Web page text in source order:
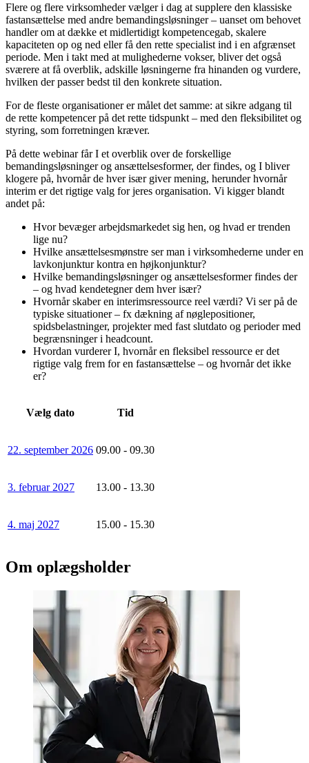
Flere og flere virksomheder vælger i dag at supplere den klassiske
fastansættelse med andre bemandingsløsninger – uanset om behovet
handler om at dække et midlertidigt kompetencegab, skalere
kapaciteten op og ned eller få den rette specialist ind i en afgrænset
periode. Men i takt med at mulighederne vokser, bliver det også
sværere at få overblik, adskille løsningerne fra hinanden og vurdere,
hvilken der passer bedst til den konkrete situation.
For de fleste organisationer er målet det samme: at sikre adgang til
de rette kompetencer på det rette tidspunkt – med den fleksibilitet og
styring, som forretningen kræver.
På dette webinar får I et overblik over de forskellige
bemandingsløsninger og ansættelsesformer, der findes, og I bliver
klogere på, hvornår de hver især giver mening, herunder hvornår
interim er det rigtige valg for jeres organisation. Vi kigger blandt
andet på:
Hvor bevæger arbejdsmarkedet sig hen, og hvad er trenden
lige nu?
Hvilke ansættelsesmønstre ser man i virksomhederne under en
lavkonjunktur kontra en højkonjunktur?
Hvilke bemandingsløsninger og ansættelsesformer findes der
– og hvad kendetegner dem hver især?
Hvornår skaber en interimsressource reel værdi? Vi ser på de
typiske situationer – fx dækning af nøglepositioner,
spidsbelastninger, projekter med fast slutdato og perioder med
begrænsninger i headcount.
Hvordan vurderer I, hvornår en fleksibel ressource er det
rigtige valg frem for en fastansættelse – og hvornår det ikke
er?
Vælg dato Tid
22. september 2026 09.00 - 09.30
3. februar 2027 13.00 - 13.30
4. maj 2027 15.00 - 15.30
Om oplægsholder